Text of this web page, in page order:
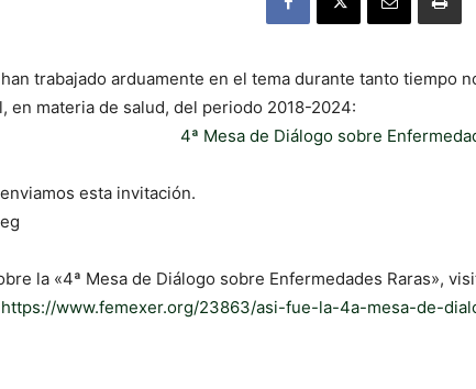
trabajado arduamente en el tema durante tanto tiempo
en materia de salud, del periodo 2018-2024:
4ª Mesa de Diálogo sobre
esta invitación.
la «4ª Mesa de Diálogo sobre Enfermedades Raras»,
https://www.femexer.org/23863/asi-fue-la-4a-mesa-de-